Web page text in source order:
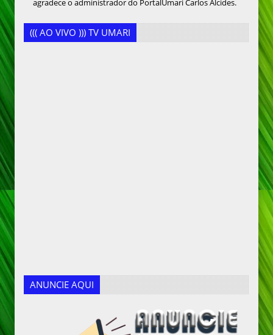
agradece o administrador do PortalUmari Carlos Alcides.
((( AO VIVO ))) TV UMARI
ANUNCIE AQUI